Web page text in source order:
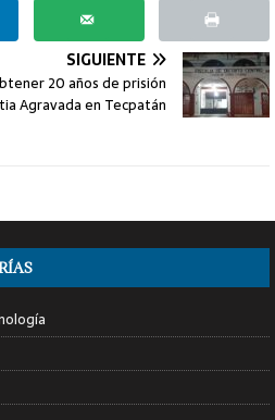
SIGUIENTE
20 años de prisión
Agravada en Tecpatán